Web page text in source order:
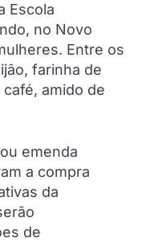
Escola
no Novo
Entre os
farinha de
amido de
emenda
a compra
da
de